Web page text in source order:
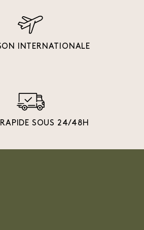
INTERNATIONALE
SOUS 24/48H